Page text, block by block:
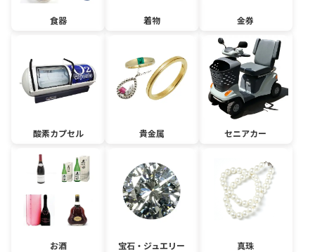
食器 着物 金券
酸素カプセル 貴金属 セニアカー
お酒 宝石・ジュエリー 真珠